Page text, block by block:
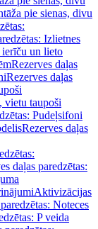
pie sienas, divu
Izlietnes
ierīču un lieto
Rezerves daļas
Rezerves daļas
vietu taupoši
Pudeļsifoni
Rezerves daļas
daļas paredzētas:
Aktivizācijas
Noteces
P veida